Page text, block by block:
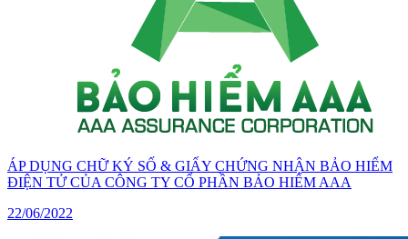
ÁP DỤNG CHỮ KÝ SỐ & GIẤY CHỨNG NHẬN BẢO HIỂM
ĐIỆN TỬ CỦA CÔNG TY CỔ PHẦN BẢO HIỂM AAA
22/06/2022